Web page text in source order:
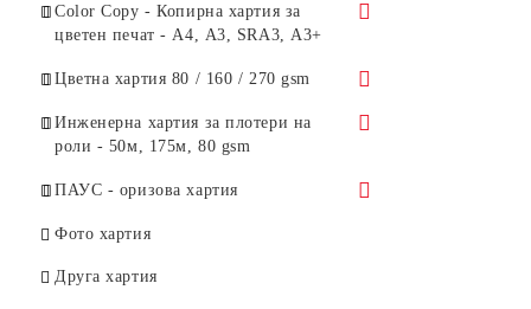
Бяла копирна хартия, формат А4,
210x297 мм
Бяла копирна хартия, формат А3,
Бяла копирна хартия, формат А5,
Color Copy - Копирна хартия за
цветен печат - А4, А3, SRA3, А3+
формат А4 - 210x297
формат А3 - 420x297
Цветна хартия 80 / 160 / 270 gsm
Цветна копирна хартия 80 грама,
Artist
Цветен копирен картон 160 грама,
Clairefontaine
Инженерна хартия за плотери на
роли - 50м, 175м, 80 gsm
с дължина 50 м.
с дължина 175 м.
ПАУС - оризова хартия
ПАУС - А4, А3, А2, А1
Фото хартия
Друга хартия